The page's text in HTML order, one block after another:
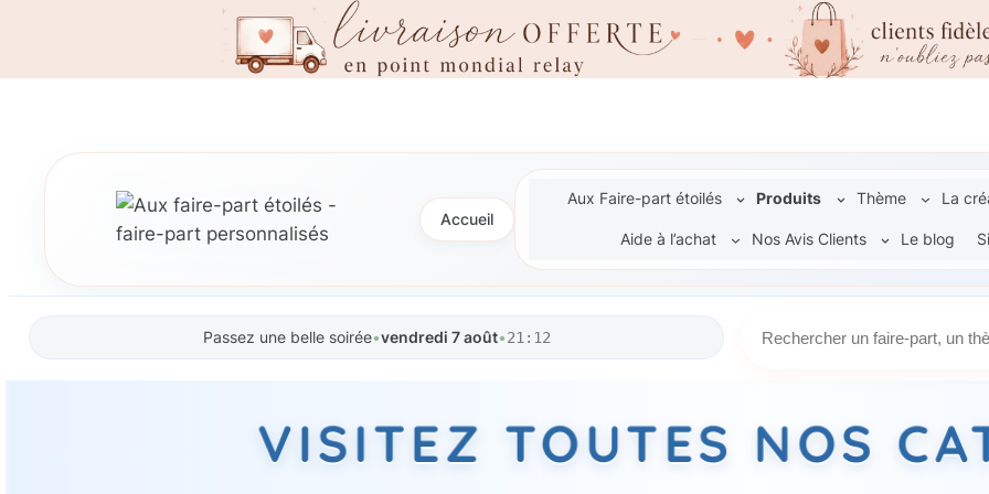
contenu
Accueil
Aux Faire-part étoilés Produits Thème La
Aide à l’achat Nos Avis Clients Le blog
Passez une belle soirée•vendredi 7 août•21:12
VISITEZ TOUTES NOS